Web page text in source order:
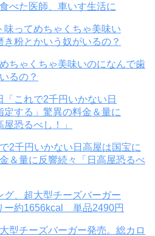
べた医師、車いす生活に
ちゃくちゃ美味いのになんで歯
るの？
2千円いかない日高屋は国宝に
＆量に反響続々「日高屋恐るべ
型チーズバーガー発売。総カロ